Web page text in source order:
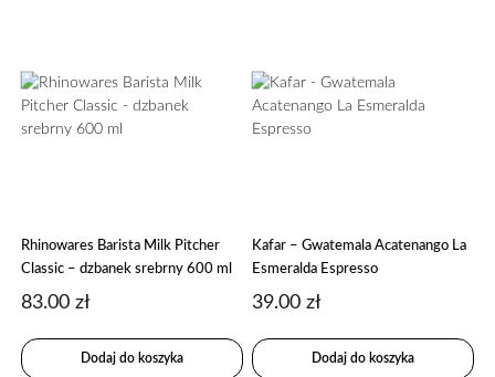
Rhinowares Barista Milk Pitcher
Classic – dzbanek srebrny 600 ml
83.00zł
Dodaj do koszyka
Kafar – Gwatemala Acatenango La
Esmeralda Espresso
39.00zł
Dodaj do koszyka